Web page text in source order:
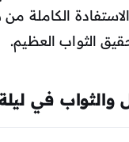
الكاملة من
الثواب العظيم.
والثواب في